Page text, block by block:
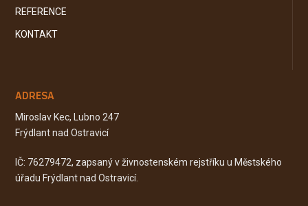
REFERENCE
KONTAKT
ADRESA
Miroslav Kec, Lubno 247
Frýdlant nad Ostravicí
IČ: 76279472, zapsaný v živnostenském rejstříku u Městského
úřadu Frýdlant nad Ostravicí.